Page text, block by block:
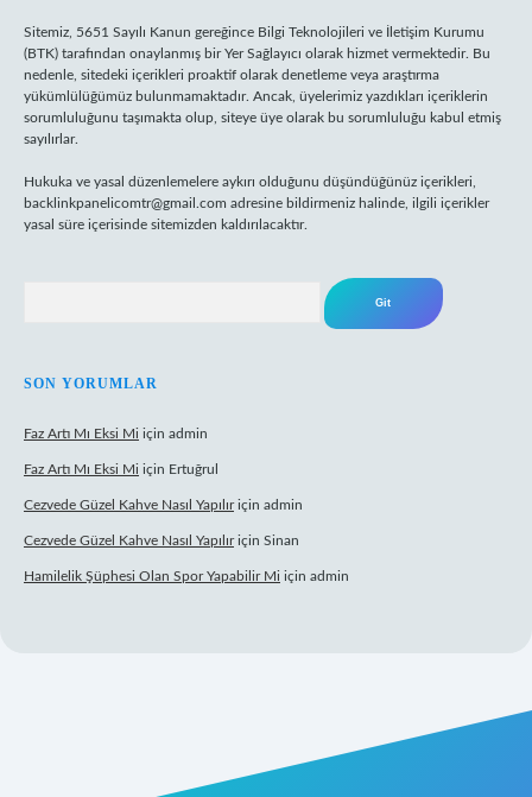
Sitemiz, 5651 Sayılı Kanun gereğince Bilgi Teknolojileri ve İletişim Kurumu
(BTK) tarafından onaylanmış bir Yer Sağlayıcı olarak hizmet vermektedir. Bu
nedenle, sitedeki içerikleri proaktif olarak denetleme veya araştırma
yükümlülüğümüz bulunmamaktadır. Ancak, üyelerimiz yazdıkları içeriklerin
sorumluluğunu taşımakta olup, siteye üye olarak bu sorumluluğu kabul etmiş
sayılırlar.
Hukuka ve yasal düzenlemelere aykırı olduğunu düşündüğünüz içerikleri,
backlinkpanelicomtr@gmail.com adresine bildirmeniz halinde, ilgili içerikler
yasal süre içerisinde sitemizden kaldırılacaktır.
SON YORUMLAR
Faz Artı Mı Eksi Mi için admin
Faz Artı Mı Eksi Mi için Ertuğrul
Cezvede Güzel Kahve Nasıl Yapılıriçin admin
Cezvede Güzel Kahve Nasıl Yapılıriçin Sinan
Hamilelik Şüphesi Olan Spor Yapabilir Mi için admin